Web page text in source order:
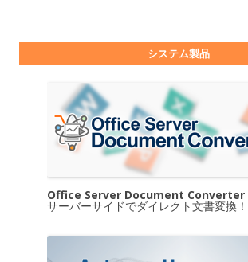
システム製品
Office Server Document Converter
サーバーサイドでダイレクト文書変換！